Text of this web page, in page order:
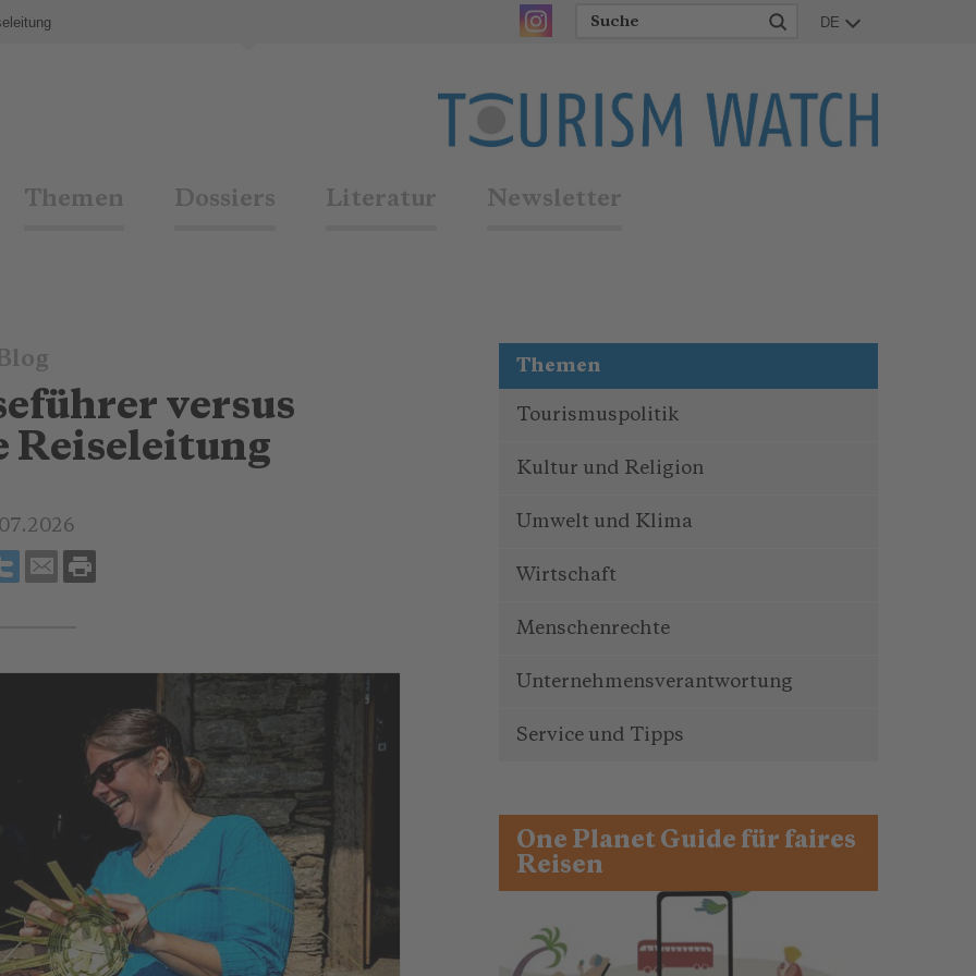
DE
Themen Dossiers Literatur Newsletter
versus
Reiseleitung
Themen
Tourismuspolitik
Kultur und Religion
Umwelt und Klima
Wirtschaft
Menschenrechte
Unternehmensverantwortung
Service und Tipps
One Planet Guide für faires
Reisen